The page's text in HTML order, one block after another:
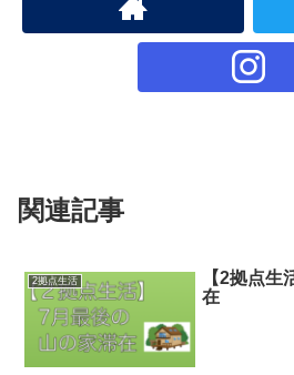
関連記事
2拠点生活
【2拠点
在